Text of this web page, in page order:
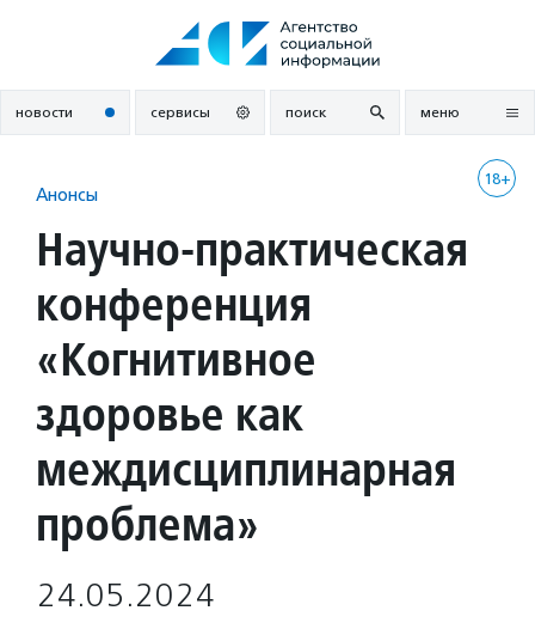
новости сервисы поиск меню
18+
Анонсы
Научно-практическая
конференция
«Когнитивное
здоровье как
междисциплинарная
проблема»
24.05.2024